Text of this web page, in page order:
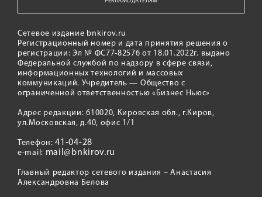
Сетевое издание bnkirov.ru
Регистрационный номер и дата принятия решения о
регистрации: Эл № ФС77-82576 от 18.01.2022г. выдано
Федеральной службой по надзору в сфере связи,
информационных технологий и массовых
коммуникаций. Учредитель — Общество с
ограниченной ответственностью «Бизнес Ньюс»
Адрес редакции: 610020, Кировская обл., г.Киров,
ул.Московская, д.40, офис 1/1
Телефон:41-04-28
e-mail: mail@bnkirov.ru
Главный редактор сетевого издания – Анастасия
Александровна Белова